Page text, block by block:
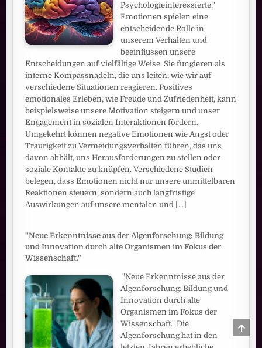
Psychologieinteressierte."
Emotionen spielen eine
entscheidende Rolle in
unserem Verhalten und
beeinflussen unsere
Entscheidungen auf vielfältige Weise. Sie fungieren als
interne Kompassnadeln, die uns leiten, wie wir auf
verschiedene Situationen reagieren. Positives
emotionales Erleben, wie Freude und Zufriedenheit, kann
beispielsweise unsere Motivation steigern und unser
Engagement in sozialen Interaktionen fördern.
Umgekehrt können negative Emotionen wie Angst oder
Traurigkeit zu Vermeidungsverhalten führen, das uns
davon abhält, uns Herausforderungen zu stellen oder
soziale Kontakte zu knüpfen. Verschiedene Studien
belegen, dass Emotionen nicht nur unsere unmittelbaren
Reaktionen steuern, sondern auch langfristige
Auswirkungen auf unsere mentalen und [...]
"Neue Erkenntnisse aus der Algenforschung: Bildung
und Innovation durch alte Organismen im Fokus der
Wissenschaft."
"Neue Erkenntnisse aus der
Algenforschung: Bildung und
Innovation durch alte
Organismen im Fokus der
Wissenschaft." Die
Algenforschung hat in den
TO